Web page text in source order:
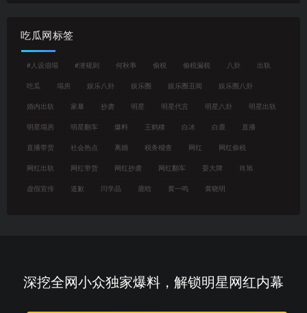
吃瓜网标签
#人设崩塌 #潜规则 何秋亊 偷税 偷税漏税 八卦 出轨
吃瓜 塌房 娱乐八卦 娱乐圈 娱乐圈丑闻 娱乐圈八卦
婚内出轨 家暴 抄袭 明星 明星代言 明星八卦 明星出轨
明星塌房 明星翻车 爆料 王鹤棣 白冰 白鹿 直播
直播带货 社会热点 离婚 税务稽查 网红 网红偷税
网红出轨 网红带货 网红抄袭 网红翻车 耍大牌 肖旭
虚假宣传 道歉 闫学晶 鹿晗 黄一鸣 黄晓明
深挖全网小众独家爆料，解锁明星网红内幕